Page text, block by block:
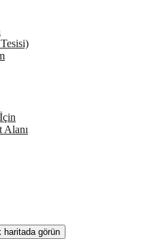
haritada görün